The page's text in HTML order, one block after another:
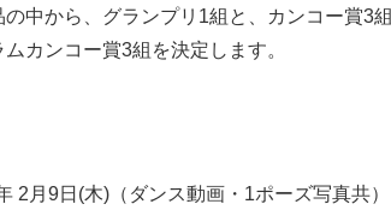
中から、グランプリ1組と、カンコー賞3
カンコー賞3組を決定します。
2月9日(木)（ダンス動画・1ポーズ写真共）